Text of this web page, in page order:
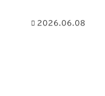
2026.06.08